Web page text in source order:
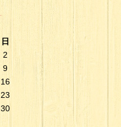
日
2
9
16
23
30